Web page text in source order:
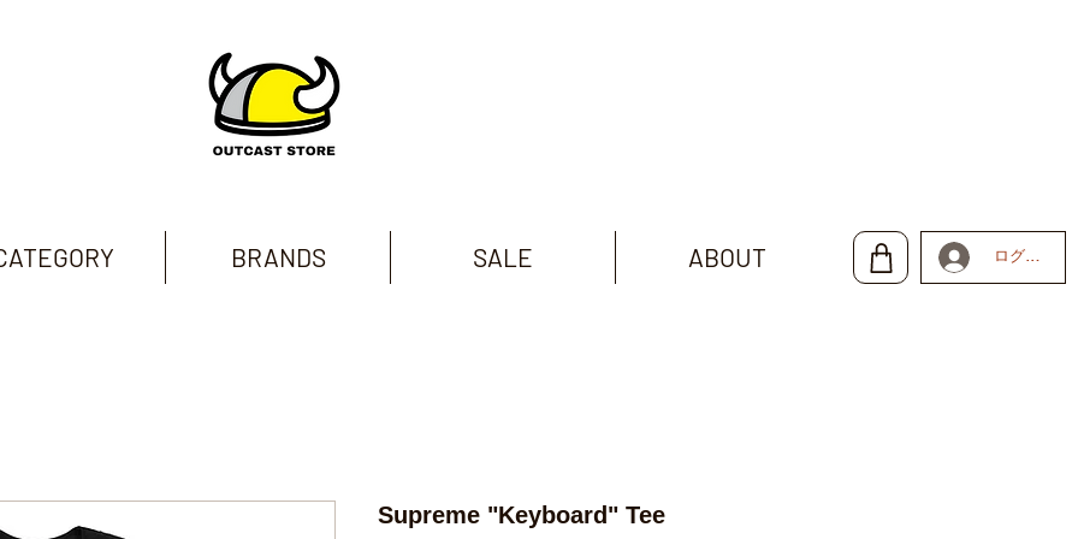
BRANDS SALE ABOUT ログイン
Supreme "Keyboard" Tee